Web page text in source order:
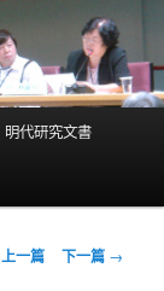
明代研究文書
上一篇 下一篇 →